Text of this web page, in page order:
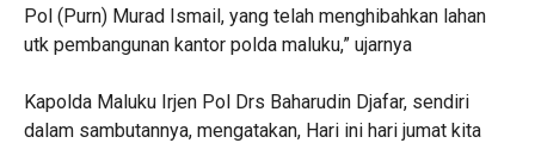
Pol (Purn) Murad Ismail, yang telah menghibahkan lahan
utk pembangunan kantor polda maluku,” ujarnya
Kapolda Maluku Irjen Pol Drs Baharudin Djafar, sendiri
dalam sambutannya, mengatakan, Hari ini hari jumat kita